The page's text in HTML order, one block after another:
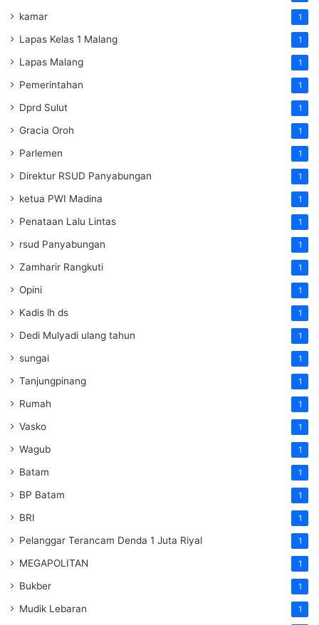
kamar 1
Lapas Kelas 1 Malang 1
Lapas Malang 1
Pemerintahan 1
Dprd Sulut 1
Gracia Oroh 1
Parlemen 1
Direktur RSUD Panyabungan 1
ketua PWI Madina 1
Penataan Lalu Lintas 1
rsud Panyabungan 1
Zamharir Rangkuti 1
Opini 1
Kadis lh ds 1
Dedi Mulyadi ulang tahun 1
sungai 1
Tanjungpinang 1
Rumah 1
Vasko 1
Wagub 1
Batam 1
BP Batam 1
BRI 1
Pelanggar Terancam Denda 1 Juta Riyal 1
MEGAPOLITAN 1
Bukber 1
Mudik Lebaran 1